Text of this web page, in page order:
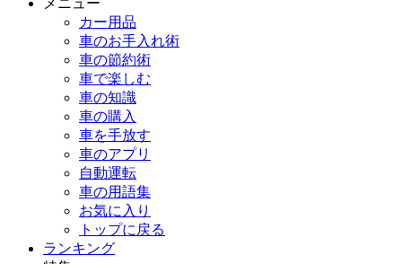
カー用品
車のお手入れ術
車の節約術
車で楽しむ
車の知識
車の購入
車を手放す
車のアプリ
自動運転
車の用語集
お気に入り
トップに戻る
ランキング